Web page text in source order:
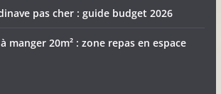
pas cher : guide budget 2026
manger 20m² : zone repas en espace